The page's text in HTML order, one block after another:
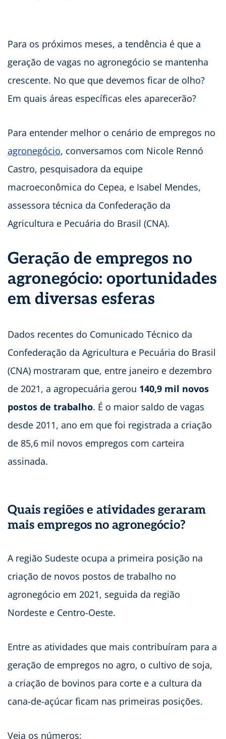
Para os próximos meses, a tendência é que a
geração de vagas no agronegócio se mantenha
crescente. No que que devemos ficar de olho?
Em quais áreas específicas eles aparecerão?
Para entender melhor o cenário de empregos no
agronegócio, conversamos com Nicole Rennó
Castro, pesquisadora da equipe
macroeconômica do Cepea, e Isabel Mendes,
assessora técnica da Confederação da
Agricultura e Pecuária do Brasil (CNA).
Geração de empregos no
agronegócio: oportunidades
em diversas esferas
Dados recentes do Comunicado Técnico da
Confederação da Agricultura e Pecuária do Brasil
(CNA) mostraram que, entre janeiro e dezembro
de 2021, a agropecuária gerou 140,9 mil novos
postos de trabalho. É o maior saldo de vagas
desde 2011, ano em que foi registrada a criação
de 85,6 mil novos empregos com carteira
assinada.
Quais regiões e atividades geraram
mais empregos no agronegócio?
A região Sudeste ocupa a primeira posição na
criação de novos postos de trabalho no
agronegócio em 2021, seguida da região
Nordeste e Centro-Oeste.
Entre as atividades que mais contribuíram para a
geração de empregos no agro, o cultivo de soja,
a criação de bovinos para corte e a cultura da
cana-de-açúcar ficam nas primeiras posições.
Veja os números: